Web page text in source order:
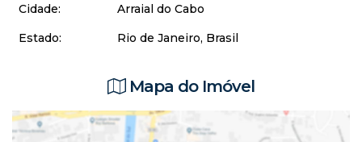
Cidade:
Arraial do Cabo
Estado:
Rio de Janeiro, Brasil
Mapa do Imóvel